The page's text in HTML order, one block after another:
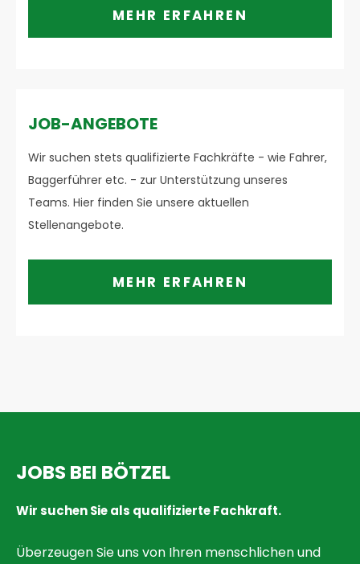
MEHR ERFAHREN
JOB-ANGEBOTE
Wir suchen stets qualifizierte Fachkräfte - wie Fahrer,
Baggerführer etc. - zur Unterstützung unseres
Teams. Hier finden Sie unsere aktuellen
Stellenangebote.
MEHR ERFAHREN
JOBS BEI BÖTZEL
Wir suchen Sie als qualifizierte Fachkraft.
Überzeugen Sie uns von Ihren menschlichen und